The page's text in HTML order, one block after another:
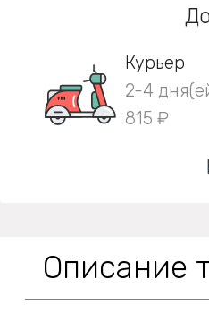
Курьер
2-4
815 ₽
Описание